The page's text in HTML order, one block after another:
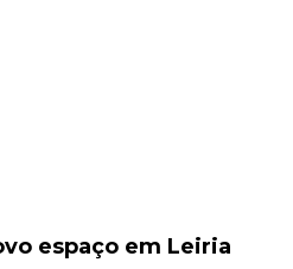
espaço em Leiria